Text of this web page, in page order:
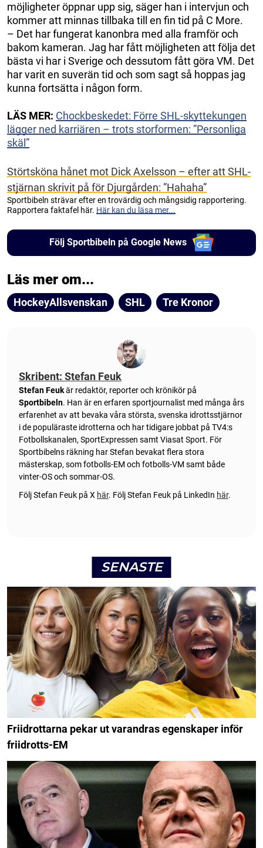
möjligheter öppnar upp sig, säger han i intervjun och
kommer att minnas tillbaka till en fin tid på C More.
– Det har fungerat kanonbra med alla framför och
bakom kameran. Jag har fått möjligheten att följa det
bästa vi har i Sverige och dessutom fått göra VM. Det
har varit en suverän tid och som sagt så hoppas jag
kunna fortsätta i någon form.
LÄS MER: Chockbeskedet: Förre SHL-skyttekungen
lägger ned karriären – trots storformen: ”Personliga
skäl”
Störtsköna hånet mot Dick Axelsson – efter att SHL-
stjärnan skrivit på för Djurgården: ”Hahaha”
Sportbibeln strävar efter en trovärdig och mångsidig rapportering.
Rapportera faktafel här. Här kan du läsa mer...
Följ Sportbibeln på Google News
Läs mer om...
HockeyAllsvenskan SHL Tre Kronor
Skribent: Stefan Feuk
Stefan Feukär redaktör, reporter och krönikör på
Sportbibeln. Han är en erfaren sportjournalist med många års
erfarenhet av att bevaka våra största, svenska idrottsstjärnor
i de populäraste idrotterna och har tidigare jobbat på TV4:s
Fotbollskanalen, SportExpressen samt Viasat Sport. För
Sportbibelns räkning har Stefan bevakat flera stora
mästerskap, som fotbolls-EM och fotbolls-VM samt både
vinter-OS och sommar-OS.
Följ Stefan Feuk på X här. Följ Stefan Feuk på LinkedIn här.
SENASTE
Friidrottarna pekar ut varandras egenskaper inför
friidrotts-EM